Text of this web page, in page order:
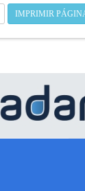
IMPRIMIR